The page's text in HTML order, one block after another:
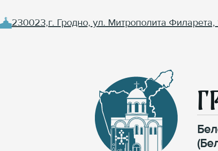
230023,г. Гродно, ул. Митрополита Филарета,